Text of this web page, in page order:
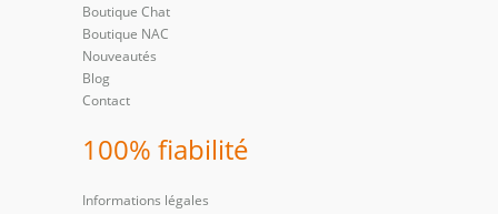
Boutique Chat
Boutique NAC
Nouveautés
Blog
Contact
100% fiabilité
Informations légales